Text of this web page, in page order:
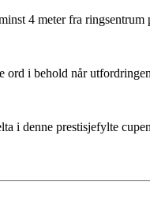
4 meter fra ringsentrum
i behold når
i denne prestisjefylte